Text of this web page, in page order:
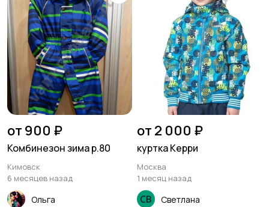
от 900 ₽
Комбинезон зима р.80
Кимовск
6 месяцев назад
Ольга
от 2 000 ₽
куртка Керри
Москва
1 месяц назад
Светлана